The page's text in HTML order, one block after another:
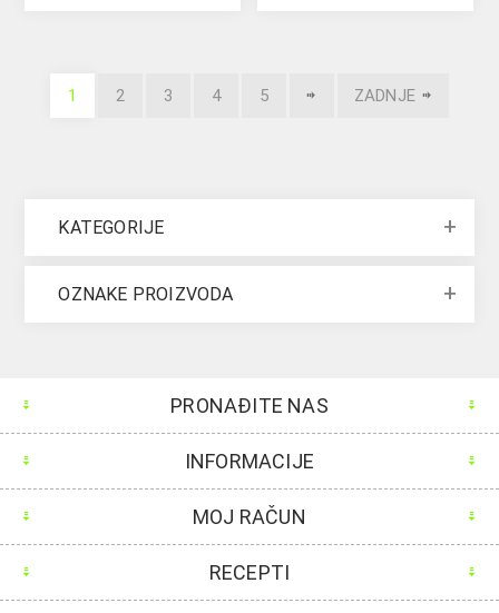
1 2 3 4 5 ZADNJE
KATEGORIJE
OZNAKE PROIZVODA
PRONAĐITE NAS
INFORMACIJE
MOJ RAČUN
RECEPTI